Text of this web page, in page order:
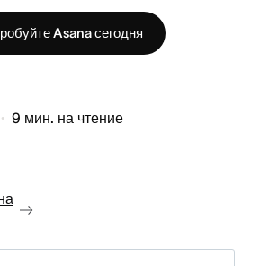
Asana сегодня
9 мин. на чтение